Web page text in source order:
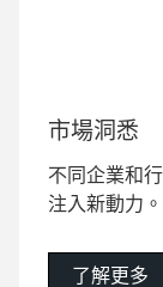
市場洞悉
不同企業和
注入新動力。
了解更多